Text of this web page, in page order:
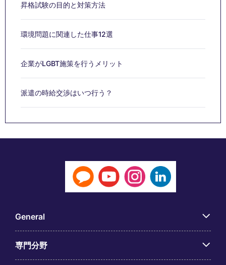
昇格試験の目的と対策方法
環境問題に関連した仕事12選
企業がLGBT施策を行うメリット
派遣の時給交渉はいつ行う？
General
専門分野